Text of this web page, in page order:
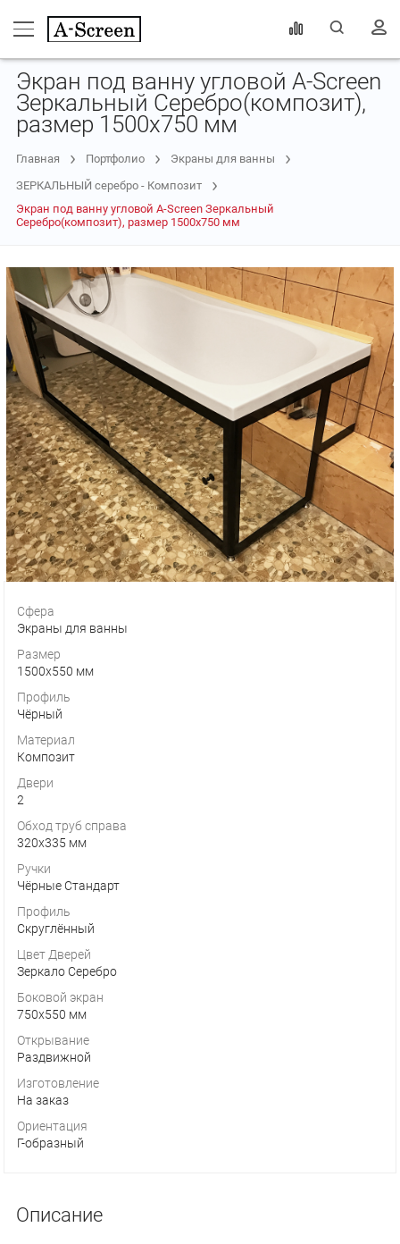
Экран под ванну угловой A-Screen
Зеркальный Серебро(композит),
размер 1500х750 мм
Главная Портфолио
Экраны для ванны
ЗЕРКАЛЬНЫЙ серебро - Композит
Экран под ванну угловой A-Screen Зеркальный
Серебро(композит), размер 1500х750 мм
Сфера
Экраны для ванны
Размер
1500х550 мм
Профиль
Чёрный
Материал
Композит
Двери
2
Обход труб справа
320х335 мм
Ручки
Чёрные Стандарт
Профиль
Скруглённый
Цвет Дверей
Зеркало Серебро
Боковой экран
750х550 мм
Открывание
Раздвижной
Изготовление
На заказ
Ориентация
Г-образный
Описание